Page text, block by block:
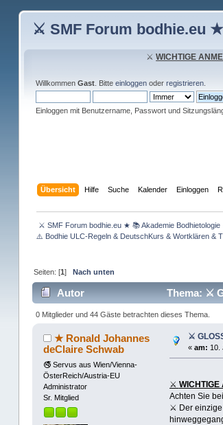
⚔ SMF Forum bodhie.eu
⚔WICHTIGE
Willkommen Gast. Bitte einloggenoder registrieren.
Einloggen mit Benutzername, Passwort und
Übersicht Hilfe Suche Kalender Einloggen
⚔ SMF Forum bodhie.eu ★ 📚 Akademie
⚠️ Bodhie ULC-Regeln & DeutschKurs & Wortklären &
Seiten: [1]Nach unten
Autor Thema: ⚔
0 Mitglieder und 44 Gäste betrachten dieses Thema.
★ Ronald Johannes
deClaire Schwab
🚭 Servus aus Wien/Vienna-
ÖsterReich/Austria-EU
Administrator
Sr. Mitglied
⚔
« am: 10.
⚔ WICHTIGE
Achten Sie
⚔ Der einzige